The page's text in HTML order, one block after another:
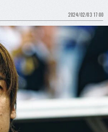
2024/02/03 17:00